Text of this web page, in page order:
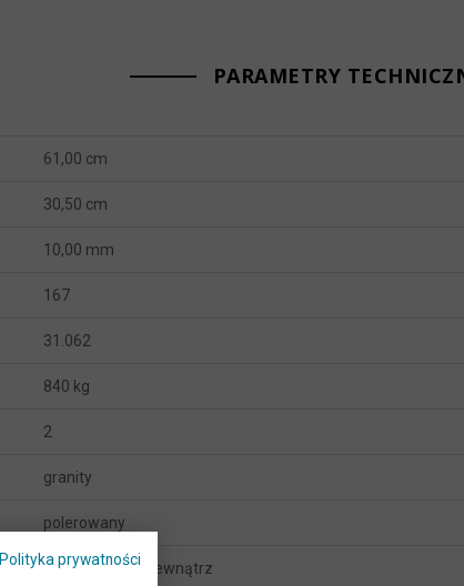
PARAMETRY
61,00 cm
30,50 cm
10,00 mm
167
31.062
840 kg
2
granity
polerowany
na zewnątrz i wewnątrz
Polityka prywatności